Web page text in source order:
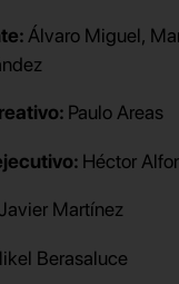
Álvaro Miguel,
Paulo Areas
Héctor
Martínez
Berasaluce